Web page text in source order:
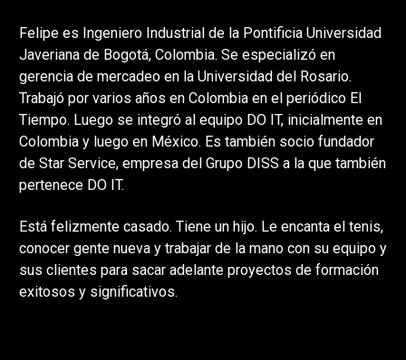
Felipe es Ingeniero Industrial de la Pontificia Universidad
Javeriana de Bogotá, Colombia. Se especializó en
gerencia de mercadeo en la Universidad del Rosario.
Trabajó por varios años en Colombia en el periódico El
Tiempo. Luego se integró al equipo DO IT, inicialmente en
Colombia y luego en México. Es también socio fundador
de Star Service, empresa del Grupo DISS a la que también
pertenece DO IT.
Está felizmente casado. Tiene un hijo. Le encanta el tenis,
conocer gente nueva y trabajar de la mano con su equipo y
sus clientes para sacar adelante proyectos de formación
exitosos y significativos.